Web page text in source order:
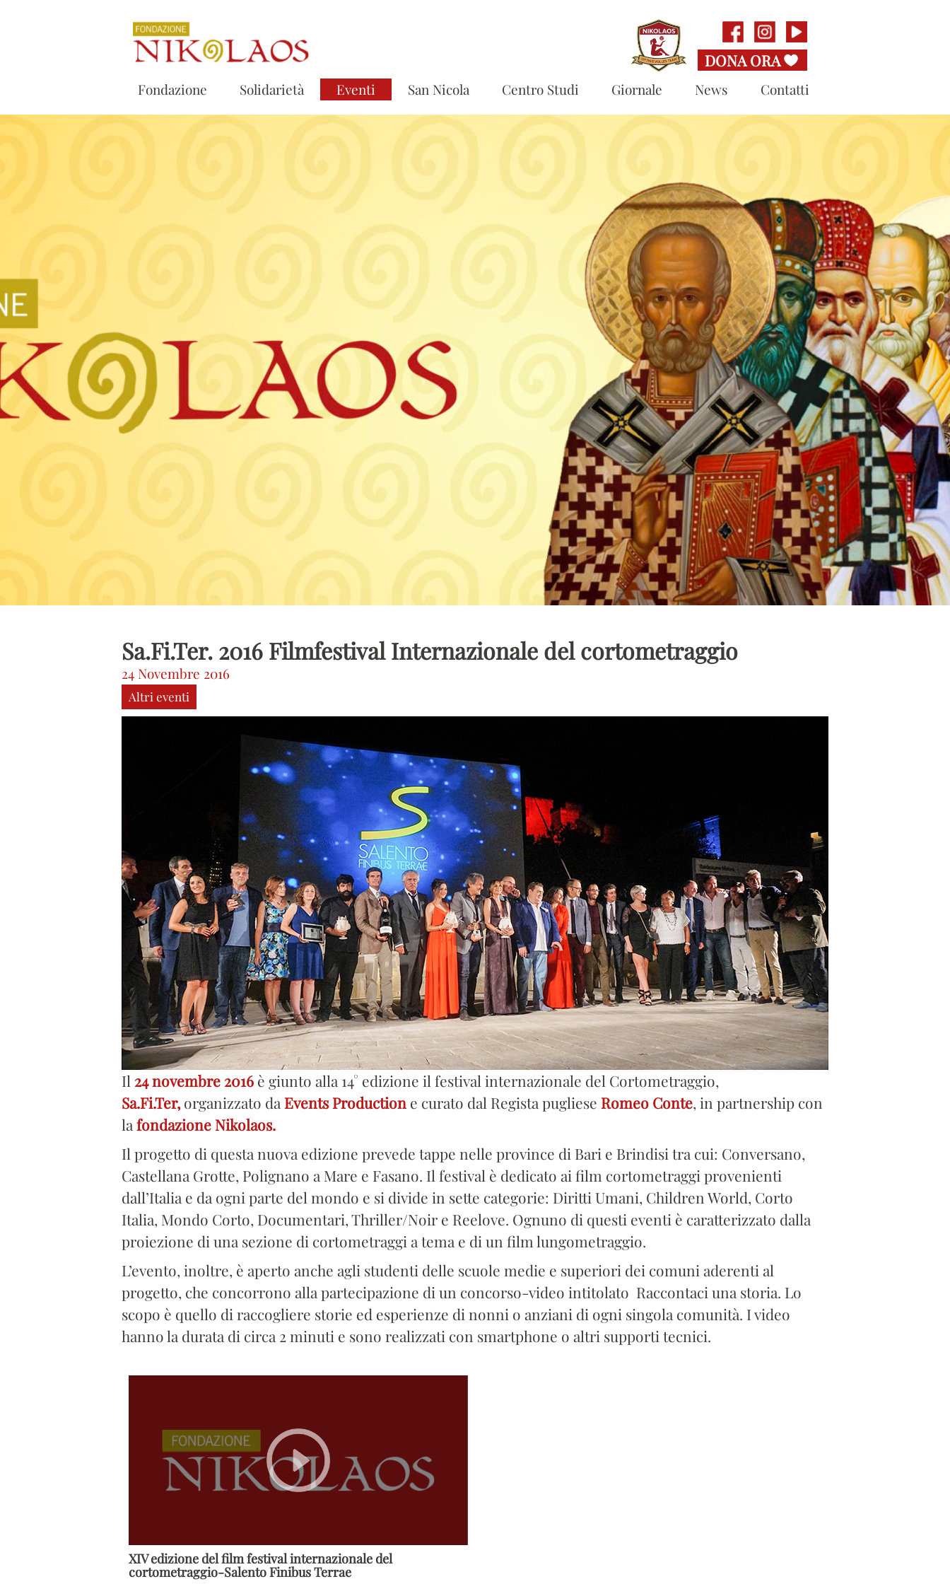
Fondazione Solidarietà Eventi San Nicola Centro Studi Giornale News Contatti
Sa.Fi.Ter. 2016 Filmfestival Internazionale del cortometraggio
24 Novembre 2016
Altri eventi
Il 24 novembre 2016 è giunto alla 14° edizione il festival internazionale del Cortometraggio,
Sa.Fi.Ter, organizzato da Events Production e curato dal Regista pugliese Romeo Conte, in partnership con
la fondazione Nikolaos.
Il progetto di questa nuova edizione prevede tappe nelle province di Bari e Brindisi tra cui: Conversano,
Castellana Grotte, Polignano a Mare e Fasano. Il festival è dedicato ai film cortometraggi provenienti
dall’Italia e da ogni parte del mondo e si divide in sette categorie: Diritti Umani, Children World, Corto
Italia, Mondo Corto, Documentari, Thriller/Noir e Reelove. Ognuno di questi eventi è caratterizzato dalla
proiezione di una sezione di cortometraggi a tema e di un film lungometraggio.
L’evento, inoltre, è aperto anche agli studenti delle scuole medie e superiori dei comuni aderenti al
progetto, che concorrono alla partecipazione di un concorso-video intitolato Raccontaci una storia. Lo
scopo è quello di raccogliere storie ed esperienze di nonni o anziani di ogni singola comunità. I video
hanno la durata di circa 2 minuti e sono realizzati con smartphone o altri supporti tecnici.
XIV edizione del film festival internazionale del
cortometraggio-Salento Finibus Terrae